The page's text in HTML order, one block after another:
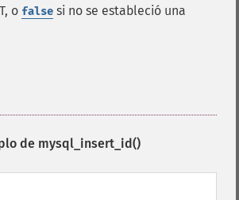
o false si no se estableció una
de mysql_insert_id()